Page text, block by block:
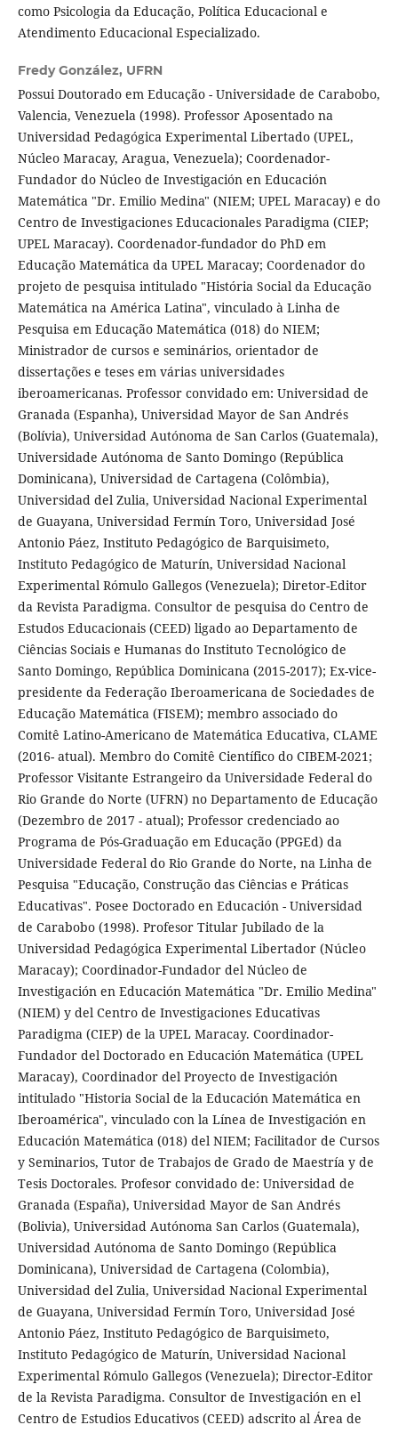
como Psicologia da Educação, Política Educacional e
Atendimento Educacional Especializado.
Fredy González, UFRN
Possui Doutorado em Educação - Universidade de Carabobo,
Valencia, Venezuela (1998). Professor Aposentado na
Universidad Pedagógica Experimental Libertado (UPEL,
Núcleo Maracay, Aragua, Venezuela); Coordenador-
Fundador do Núcleo de Investigación en Educación
Matemática "Dr. Emilio Medina" (NIEM; UPEL Maracay) e do
Centro de Investigaciones Educacionales Paradigma (CIEP;
UPEL Maracay). Coordenador-fundador do PhD em
Educação Matemática da UPEL Maracay; Coordenador do
projeto de pesquisa intitulado "História Social da Educação
Matemática na América Latina", vinculado à Linha de
Pesquisa em Educação Matemática (018) do NIEM;
Ministrador de cursos e seminários, orientador de
dissertações e teses em várias universidades
iberoamericanas. Professor convidado em: Universidad de
Granada (Espanha), Universidad Mayor de San Andrés
(Bolívia), Universidad Autónoma de San Carlos (Guatemala),
Universidade Autónoma de Santo Domingo (República
Dominicana), Universidad de Cartagena (Colômbia),
Universidad del Zulia, Universidad Nacional Experimental
de Guayana, Universidad Fermín Toro, Universidad José
Antonio Páez, Instituto Pedagógico de Barquisimeto,
Instituto Pedagógico de Maturín, Universidad Nacional
Experimental Rómulo Gallegos (Venezuela); Diretor-Editor
da Revista Paradigma. Consultor de pesquisa do Centro de
Estudos Educacionais (CEED) ligado ao Departamento de
Ciências Sociais e Humanas do Instituto Tecnológico de
Santo Domingo, República Dominicana (2015-2017); Ex-vice-
presidente da Federação Iberoamericana de Sociedades de
Educação Matemática (FISEM); membro associado do
Comitê Latino-Americano de Matemática Educativa, CLAME
(2016- atual). Membro do Comitê Científico do CIBEM-2021;
Professor Visitante Estrangeiro da Universidade Federal do
Rio Grande do Norte (UFRN) no Departamento de Educação
(Dezembro de 2017 - atual); Professor credenciado ao
Programa de Pós-Graduação em Educação (PPGEd) da
Universidade Federal do Rio Grande do Norte, na Linha de
Pesquisa "Educação, Construção das Ciências e Práticas
Educativas". Posee Doctorado en Educación - Universidad
de Carabobo (1998). Profesor Titular Jubilado de la
Universidad Pedagógica Experimental Libertador (Núcleo
Maracay); Coordinador-Fundador del Núcleo de
Investigación en Educación Matemática "Dr. Emilio Medina"
(NIEM) y del Centro de Investigaciones Educativas
Paradigma (CIEP) de la UPEL Maracay. Coordinador-
Fundador del Doctorado en Educación Matemática (UPEL
Maracay), Coordinador del Proyecto de Investigación
intitulado "Historia Social de la Educación Matemática en
Iberoamérica", vinculado con la Línea de Investigación en
Educación Matemática (018) del NIEM; Facilitador de Cursos
y Seminarios, Tutor de Trabajos de Grado de Maestría y de
Tesis Doctorales. Profesor convidado de: Universidad de
Granada (España), Universidad Mayor de San Andrés
(Bolivia), Universidad Autónoma San Carlos (Guatemala),
Universidad Autónoma de Santo Domingo (República
Dominicana), Universidad de Cartagena (Colombia),
Universidad del Zulia, Universidad Nacional Experimental
de Guayana, Universidad Fermín Toro, Universidad José
Antonio Páez, Instituto Pedagógico de Barquisimeto,
Instituto Pedagógico de Maturín, Universidad Nacional
Experimental Rómulo Gallegos (Venezuela); Director-Editor
de la Revista Paradigma. Consultor de Investigación en el
Centro de Estudios Educativos (CEED) adscrito al Área de